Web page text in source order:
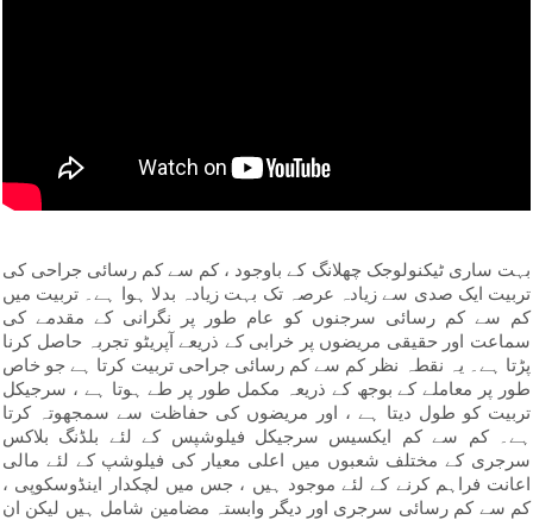
بہت ساری ٹیکنولوجک چھلانگ کے باوجود ، کم سے کم رسائی جراحی کی
تربیت ایک صدی سے زیادہ عرصہ تک بہت زیادہ بدلا ہوا ہے۔ تربیت میں
کم سے کم رسائی سرجنوں کو عام طور پر نگرانی کے مقدمے کی
سماعت اور حقیقی مریضوں پر خرابی کے ذریعے آپریٹو تجربہ حاصل کرنا
پڑتا ہے۔ یہ نقطہ نظر کم سے کم رسائی جراحی تربیت کرتا ہے جو خاص
طور پر معاملے کے بوجھ کے ذریعہ مکمل طور پر طے ہوتا ہے ، سرجیکل
تربیت کو طول دیتا ہے ، اور مریضوں کی حفاظت سے سمجھوتہ کرتا
ہے۔ کم سے کم ایکسیس سرجیکل فیلوشپس کے لئے بلڈنگ بلاکس
سرجری کے مختلف شعبوں میں اعلی معیار کی فیلوشپ کے لئے مالی
اعانت فراہم کرنے کے لئے موجود ہیں ، جس میں لچکدار اینڈوسکوپی ،
کم سے کم رسائی سرجری اور دیگر وابستہ مضامین شامل ہیں لیکن ان